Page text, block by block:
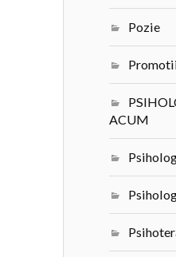
Pozie
ACUM